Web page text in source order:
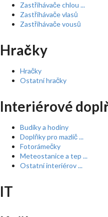
Zastřihávače chlou ...
Zastřihávače vlasů
Zastřihávače vousů
Hračky
Hračky
Ostatní hračky
Interiérové
Budíky a hodiny
Doplňky pro mazlíč ...
Fotorámečky
Meteostanice a tep ...
Ostatní interiérov ...
IT